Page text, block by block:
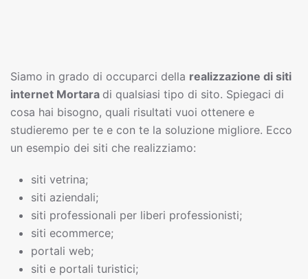
Siamo in grado di occuparci della realizzazione di siti
internet Mortara di qualsiasi tipo di sito. Spiegaci di
cosa hai bisogno, quali risultati vuoi ottenere e
studieremo per te e con te la soluzione migliore. Ecco
un esempio dei siti che realizziamo:
siti vetrina;
siti aziendali;
siti professionali per liberi professionisti;
siti ecommerce;
portali web;
siti e portali turistici;